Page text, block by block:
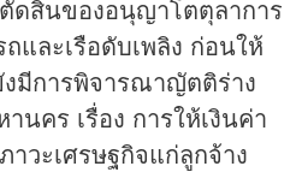
ดสินของอนุญาโตตุลาการ
และเรือดับเพลิง ก่อนให้
มีการพิจารณาญัตติร่าง
คร เรื่อง การให้เงินค่า
วะเศรษฐกิจแก่ลูกจ้าง